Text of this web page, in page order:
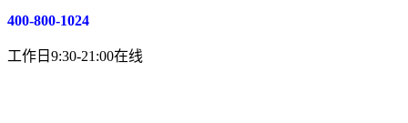
400-800-1024
工作日9:30-21:00在线